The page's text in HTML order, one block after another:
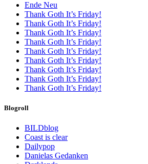
Ende Neu
Thank Goth It’s Friday!
Thank Goth It’s Friday!
Thank Goth It’s Friday!
Thank Goth It’s Friday!
Thank Goth It’s Friday!
Thank Goth It’s Friday!
Thank Goth It’s Friday!
Thank Goth It’s Friday!
Thank Goth It’s Friday!
Blogroll
BILDblog
Coast is clear
Dailypop
Danielas Gedanken